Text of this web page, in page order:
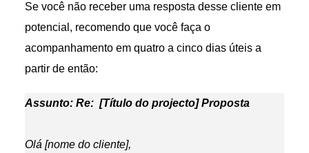
Se você não receber uma resposta desse cliente em
potencial, recomendo que você faça o
acompanhamento em quatro a cinco dias úteis a
partir de então:
Assunto: Re: [Título do projecto] Proposta
Olá [nome do cliente],